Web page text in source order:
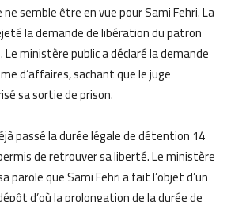
semble être en vue pour Sami Fehri. La
la demande de libération du patron
Le ministère public a déclaré la demande
d’affaires, sachant que le juge
sa sortie de prison.
passé la durée légale de détention 14
de retrouver sa liberté. Le ministère
parole que Sami Fehri a fait l’objet d’un